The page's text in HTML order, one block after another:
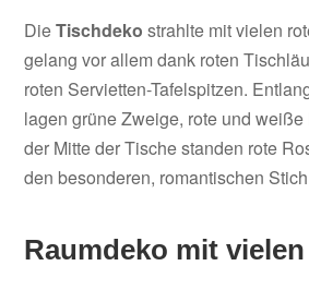
DieTischdeko strahlte mit vielen
gelang vor allem dank roten
roten Servietten-Tafelspitzen.
lagen grüne Zweige, rote und
der Mitte der Tische standen rote
den besonderen, romantischen
Raumdeko mit